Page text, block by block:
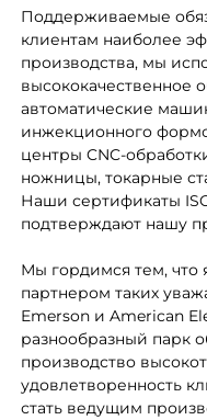
Поддерживаемые
клиентам наиболее
производства, мы
высококачественное
автоматические
инжекционного
центры CNC-
ножницы, токарные
Наши сертификаты
подтверждают нашу
Мы гордимся тем, что
партнером таких
Emerson и American
разнообразный парк
производство
удовлетворенность
стать ведущим